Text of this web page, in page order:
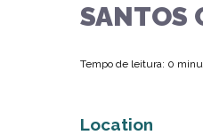
SANTOS
Tempo de leitura: 0
Location